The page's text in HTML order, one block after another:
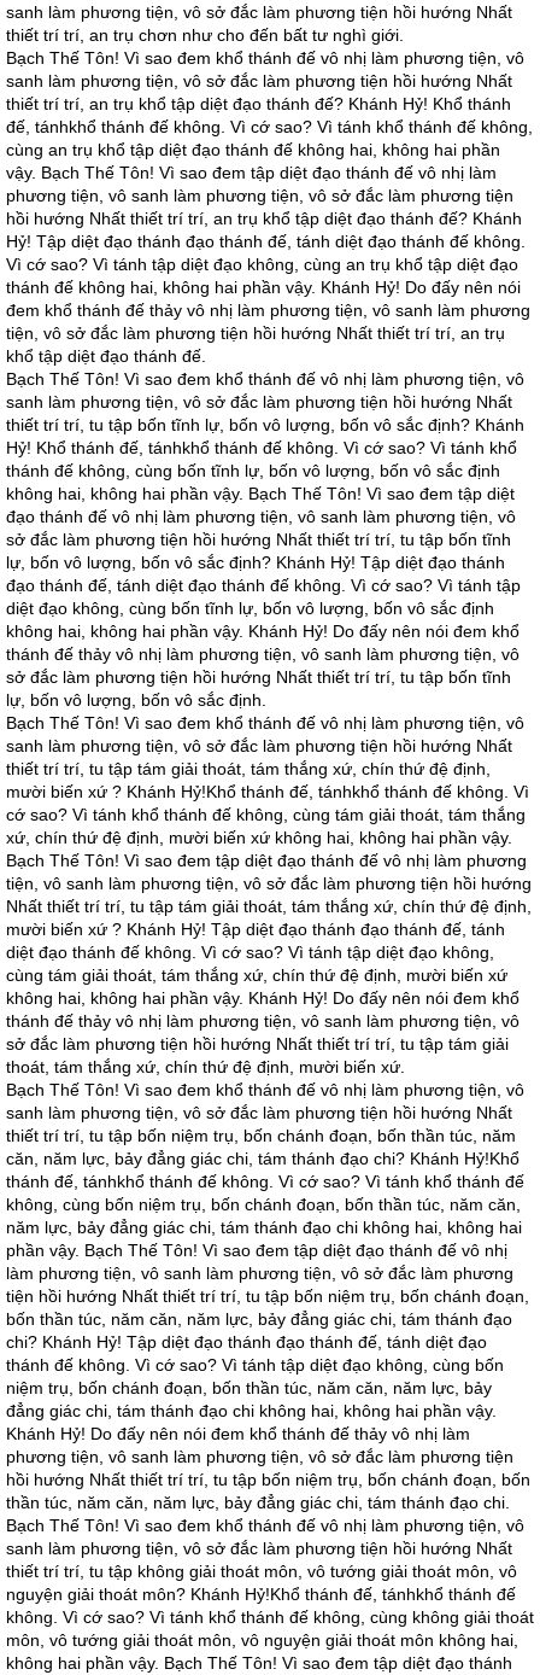
sanh làm phương tiện, vô sở đắc làm phương tiện hồi hướng Nhất
thiết trí trí, an trụ chơn như cho đến bất tư nghì giới.
Bạch Thế Tôn! Vì sao đem khổ thánh đế vô nhị làm phương tiện, vô
sanh làm phương tiện, vô sở đắc làm phương tiện hồi hướng Nhất
thiết trí trí, an trụ khổ tập diệt đạo thánh đế? Khánh Hỷ! Khổ thánh
đế, tánhkhổ thánh đế không. Vì cớ sao? Vì tánh khổ thánh đế không,
cùng an trụ khổ tập diệt đạo thánh đế không hai, không hai phần
vậy. Bạch Thế Tôn! Vì sao đem tập diệt đạo thánh đế vô nhị làm
phương tiện, vô sanh làm phương tiện, vô sở đắc làm phương tiện
hồi hướng Nhất thiết trí trí, an trụ khổ tập diệt đạo thánh đế? Khánh
Hỷ! Tập diệt đạo thánh đạo thánh đế, tánh diệt đạo thánh đế không.
Vì cớ sao? Vì tánh tập diệt đạo không, cùng an trụ khổ tập diệt đạo
thánh đế không hai, không hai phần vậy. Khánh Hỷ! Do đấy nên nói
đem khổ thánh đế thảy vô nhị làm phương tiện, vô sanh làm phương
tiện, vô sở đắc làm phương tiện hồi hướng Nhất thiết trí trí, an trụ
khổ tập diệt đạo thánh đế.
Bạch Thế Tôn! Vì sao đem khổ thánh đế vô nhị làm phương tiện, vô
sanh làm phương tiện, vô sở đắc làm phương tiện hồi hướng Nhất
thiết trí trí, tu tập bốn tĩnh lự, bốn vô lượng, bốn vô sắc định? Khánh
Hỷ! Khổ thánh đế, tánhkhổ thánh đế không. Vì cớ sao? Vì tánh khổ
thánh đế không, cùng bốn tĩnh lự, bốn vô lượng, bốn vô sắc định
không hai, không hai phần vậy. Bạch Thế Tôn! Vì sao đem tập diệt
đạo thánh đế vô nhị làm phương tiện, vô sanh làm phương tiện, vô
sở đắc làm phương tiện hồi hướng Nhất thiết trí trí, tu tập bốn tĩnh
lự, bốn vô lượng, bốn vô sắc định? Khánh Hỷ! Tập diệt đạo thánh
đạo thánh đế, tánh diệt đạo thánh đế không. Vì cớ sao? Vì tánh tập
diệt đạo không, cùng bốn tĩnh lự, bốn vô lượng, bốn vô sắc định
không hai, không hai phần vậy. Khánh Hỷ! Do đấy nên nói đem khổ
thánh đế thảy vô nhị làm phương tiện, vô sanh làm phương tiện, vô
sở đắc làm phương tiện hồi hướng Nhất thiết trí trí, tu tập bốn tĩnh
lự, bốn vô lượng, bốn vô sắc định.
Bạch Thế Tôn! Vì sao đem khổ thánh đế vô nhị làm phương tiện, vô
sanh làm phương tiện, vô sở đắc làm phương tiện hồi hướng Nhất
thiết trí trí, tu tập tám giải thoát, tám thắng xứ, chín thứ đệ định,
mười biến xứ ? Khánh Hỷ!Khổ thánh đế, tánhkhổ thánh đế không. Vì
cớ sao? Vì tánh khổ thánh đế không, cùng tám giải thoát, tám thắng
xứ, chín thứ đệ định, mười biến xứ không hai, không hai phần vậy.
Bạch Thế Tôn! Vì sao đem tập diệt đạo thánh đế vô nhị làm phương
tiện, vô sanh làm phương tiện, vô sở đắc làm phương tiện hồi hướng
Nhất thiết trí trí, tu tập tám giải thoát, tám thắng xứ, chín thứ đệ định,
mười biến xứ ? Khánh Hỷ! Tập diệt đạo thánh đạo thánh đế, tánh
diệt đạo thánh đế không. Vì cớ sao? Vì tánh tập diệt đạo không,
cùng tám giải thoát, tám thắng xứ, chín thứ đệ định, mười biến xứ
không hai, không hai phần vậy. Khánh Hỷ! Do đấy nên nói đem khổ
thánh đế thảy vô nhị làm phương tiện, vô sanh làm phương tiện, vô
sở đắc làm phương tiện hồi hướng Nhất thiết trí trí, tu tập tám giải
thoát, tám thắng xứ, chín thứ đệ định, mười biến xứ.
Bạch Thế Tôn! Vì sao đem khổ thánh đế vô nhị làm phương tiện, vô
sanh làm phương tiện, vô sở đắc làm phương tiện hồi hướng Nhất
thiết trí trí, tu tập bốn niệm trụ, bốn chánh đoạn, bốn thần túc, năm
căn, năm lực, bảy đẳng giác chi, tám thánh đạo chi? Khánh Hỷ!Khổ
thánh đế, tánhkhổ thánh đế không. Vì cớ sao? Vì tánh khổ thánh đế
không, cùng bốn niệm trụ, bốn chánh đoạn, bốn thần túc, năm căn,
năm lực, bảy đẳng giác chi, tám thánh đạo chi không hai, không hai
phần vậy. Bạch Thế Tôn! Vì sao đem tập diệt đạo thánh đế vô nhị
làm phương tiện, vô sanh làm phương tiện, vô sở đắc làm phương
tiện hồi hướng Nhất thiết trí trí, tu tập bốn niệm trụ, bốn chánh đoạn,
bốn thần túc, năm căn, năm lực, bảy đẳng giác chi, tám thánh đạo
chi? Khánh Hỷ! Tập diệt đạo thánh đạo thánh đế, tánh diệt đạo
thánh đế không. Vì cớ sao? Vì tánh tập diệt đạo không, cùng bốn
niệm trụ, bốn chánh đoạn, bốn thần túc, năm căn, năm lực, bảy
đẳng giác chi, tám thánh đạo chi không hai, không hai phần vậy.
Khánh Hỷ! Do đấy nên nói đem khổ thánh đế thảy vô nhị làm
phương tiện, vô sanh làm phương tiện, vô sở đắc làm phương tiện
hồi hướng Nhất thiết trí trí, tu tập bốn niệm trụ, bốn chánh đoạn, bốn
thần túc, năm căn, năm lực, bảy đẳng giác chi, tám thánh đạo chi.
Bạch Thế Tôn! Vì sao đem khổ thánh đế vô nhị làm phương tiện, vô
sanh làm phương tiện, vô sở đắc làm phương tiện hồi hướng Nhất
thiết trí trí, tu tập không giải thoát môn, vô tướng giải thoát môn, vô
nguyện giải thoát môn? Khánh Hỷ!Khổ thánh đế, tánhkhổ thánh đế
không. Vì cớ sao? Vì tánh khổ thánh đế không, cùng không giải thoát
môn, vô tướng giải thoát môn, vô nguyện giải thoát môn không hai,
không hai phần vậy. Bạch Thế Tôn! Vì sao đem tập diệt đạo thánh